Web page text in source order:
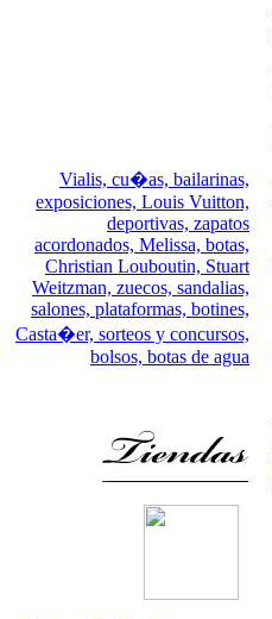
Vialis, cu�as, bailarinas,
exposiciones, Louis Vuitton,
deportivas, zapatos
acordonados, Melissa, botas,
Christian Louboutin, Stuart
Weitzman, zuecos, sandalias,
salones, plataformas, botines,
Casta�er, sorteos y concursos,
bolsos, botas de agua